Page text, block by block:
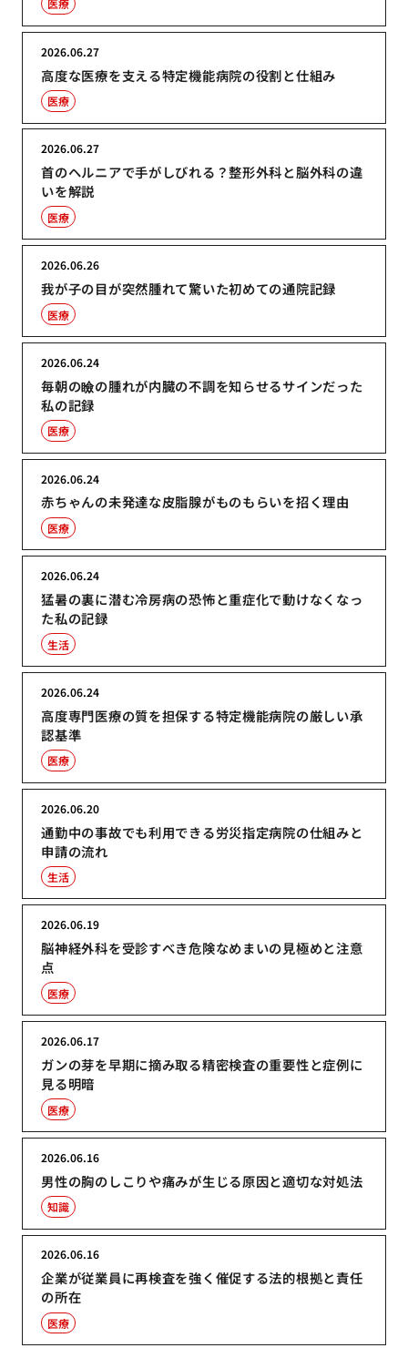
医療
高度な医療を支える特定機能病院の役割と仕組み
2026.06.27
医療
首のヘルニアで手がしびれる？整形外科と脳外科の違
いを解説
2026.06.27
医療
我が子の目が突然腫れて驚いた初めての通院記録
2026.06.26
医療
毎朝の瞼の腫れが内臓の不調を知らせるサインだった
私の記録
2026.06.24
医療
赤ちゃんの未発達な皮脂腺がものもらいを招く理由
2026.06.24
医療
猛暑の裏に潜む冷房病の恐怖と重症化で動けなくなっ
た私の記録
2026.06.24
生活
高度専門医療の質を担保する特定機能病院の厳しい承
認基準
2026.06.24
医療
通勤中の事故でも利用できる労災指定病院の仕組みと
申請の流れ
2026.06.20
生活
脳神経外科を受診すべき危険なめまいの見極めと注意
点
2026.06.19
医療
ガンの芽を早期に摘み取る精密検査の重要性と症例に
見る明暗
2026.06.17
医療
男性の胸のしこりや痛みが生じる原因と適切な対処法
2026.06.16
知識
企業が従業員に再検査を強く催促する法的根拠と責任
の所在
2026.06.16
医療